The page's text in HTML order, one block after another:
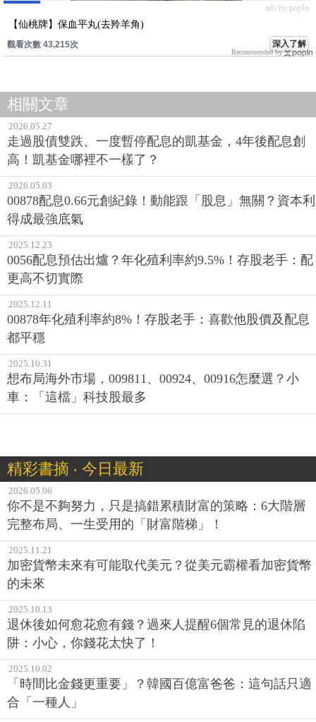
ads by popIn
【仙桃牌】保血平丸(去羚羊角)
觀看次數 43,215次 深入了解
Recommended by
相關文章
2026.05.27
走過股債雙跌、一度暫停配息的凱基金，4年後配息創
高！凱基金哪裡不一樣了？
2026.05.03
00878配息0.66元創紀錄！動能跟「股息」無關？資本利
得成最強底氣
2025.12.23
0056配息預估出爐？年化殖利率約9.5%！存股老手：配
更高不切實際
2025.12.11
00878年化殖利率約8%！存股老手：喜歡他股價及配息
都平穩
2025.10.31
想布局海外市場，009811、00924、00916怎麼選？小
車：「這檔」科技股最多
精彩書摘 ‧ 今日最新
2026.05.06
你不是不夠努力，只是搞錯累積財富的策略：6大階層
完整布局、一生受用的「財富階梯」！
2025.11.21
加密貨幣未來有可能取代美元？從美元霸權看加密貨幣
的未來
2025.10.13
退休後如何愈花愈有錢？過來人提醒6個常見的退休陷
阱：小心，你錢花太快了！
2025.10.02
「時間比金錢更重要」？韓國百億富爸爸：這句話只適
合「一種人」